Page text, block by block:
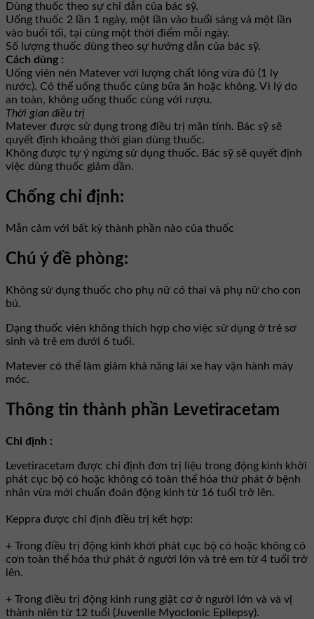
Dùng thuốc theo sự chỉ dẫn của bác sỹ.
Uống thuốc 2 lần 1 ngày, một lần vào buổi sáng và một lần
vào buổi tối, tại cùng một thời điểm mỗi ngày.
Số lượng thuốc dùng theo sự hướng dẫn của bác sỹ.
Cách dùng :
Uống viên nén Matever với lượng chất lỏng vừa đủ (1 ly
nước). Có thể uống thuốc cùng bữa ăn hoặc không. Vì lý do
an toàn, không uống thuốc cùng với rượu.
Thời gian điều trị
Matever được sử dụng trong điều trị mãn tính. Bác sỹ sẽ
quyết định khoảng thời gian dùng thuốc.
Không được tự ý ngừng sử dụng thuốc. Bác sỹ sẽ quyết định
việc dùng thuốc giảm dần.
Chống chỉ định:
Mẫn cảm với bất kỳ thành phần nào của thuốc
Chú ý đề phòng:
Không sử dụng thuốc cho phụ nữ có thai và phụ nữ cho con
bú.
Dạng thuốc viên không thích hợp cho việc sử dụng ở trẻ sơ
sinh và trẻ em dưới 6 tuổi.
Matever có thể làm giảm khả năng lái xe hay vận hành máy
móc.
Thông tin thành phần Levetiracetam
Chỉ định :
Levetiracetam được chỉ định đơn trị liệu trong động kinh khởi
phát cục bộ có hoặc không có toàn thể hóa thứ phát ở bệnh
nhân vừa mới chuẩn đoán động kinh từ 16 tuổi trở lên.
Keppra được chỉ định điều trị kết hợp:
+ Trong điều trị động kinh khởi phát cục bộ có hoặc không có
cơn toàn thể hóa thứ phát ở người lớn và trẻ em từ 4 tuổi trở
lên.
+ Trong điều trị động kinh rung giật cơ ở người lớn và và vị
thành niên từ 12 tuổi (Juvenile Myoclonic Epilepsy).